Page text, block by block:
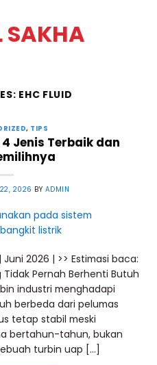
EHC FLUID
, TIPS
Jenis Terbaik dan
22, 2026 BY ADMIN
2026 | >> Estimasi baca:
Pernah Berhenti Butuh
industri menghadapi
berbeda dari pelumas
tetap stabil meski
bertahun-tahun, bukan
turbin uap […]